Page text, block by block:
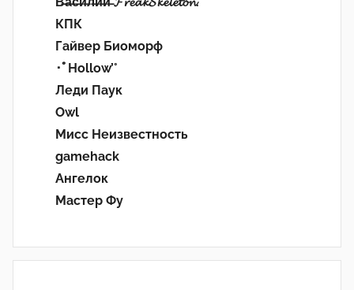
КПК
Гайвер Биоморф
･ﾟHollow’°
Леди Паук
Owl
Мисс Неизвестность
gamehack
Ангелок
Мастер Фу